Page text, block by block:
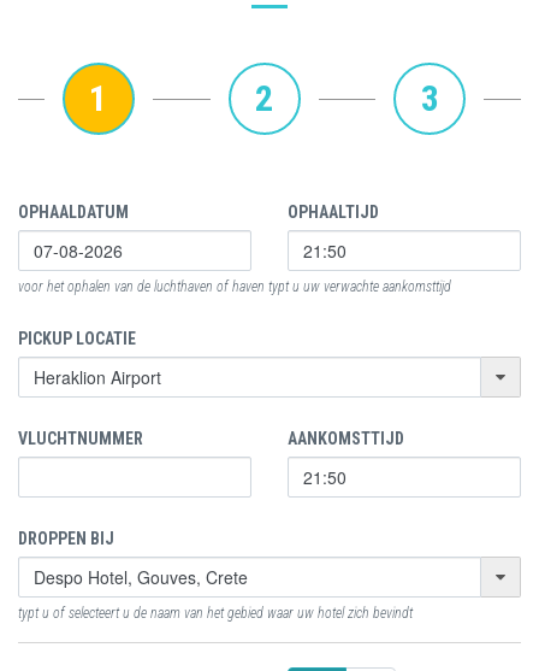
1 2 3
OPHAALDATUM OPHAALTIJD
voor het ophalen van de luchthaven of haven typt u uw verwachte aankomsttijd
PICKUP LOCATIE
VLUCHTNUMMER AANKOMSTTIJD
DROPPEN BIJ
typt u of selecteert u de naam van het gebied waar uw hotel zich bevindt